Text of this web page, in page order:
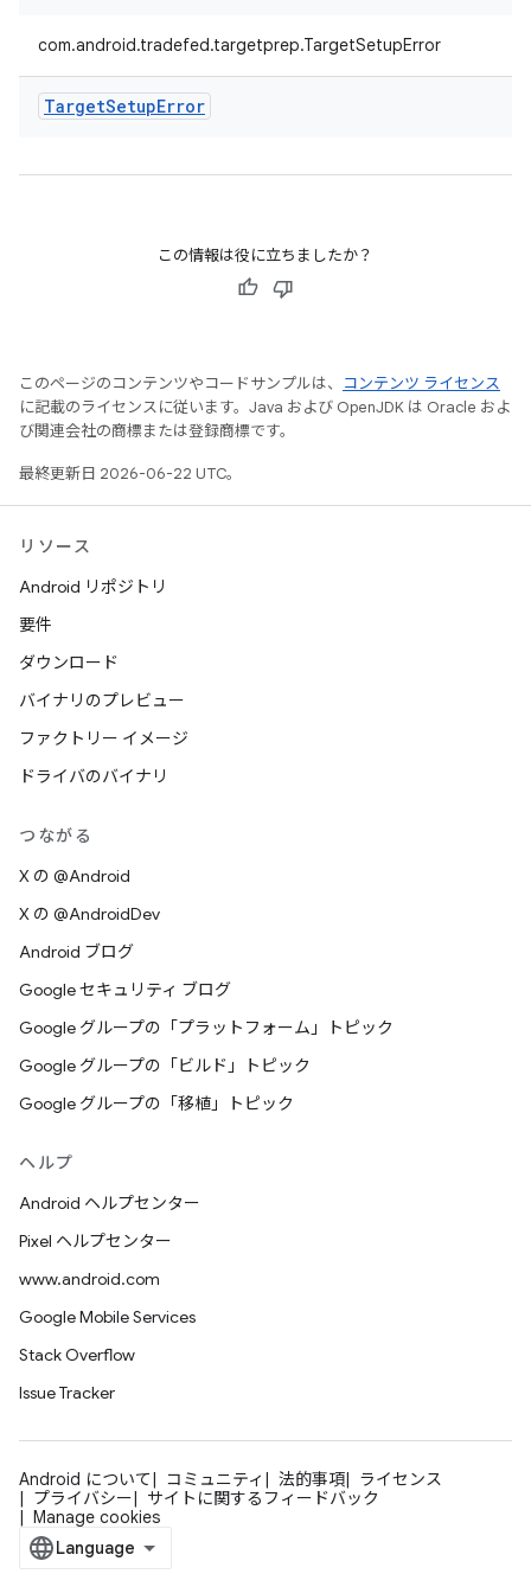
com.android.tradefed.targetprep.TargetSetupError
TargetSetupError
この情報は役に立ちましたか？
このページのコンテンツやコードサンプルは、
コンテンツ ライセンス
に記載のライセンスに従います。Java および OpenJDK は Oracle およ
び関連会社の商標または登録商標です。
最終更新日 2026-06-22 UTC。
リソース
Android リポジトリ
要件
ダウンロード
バイナリのプレビュー
ファクトリー イメージ
ドライバのバイナリ
つながる
X の @Android
X の @AndroidDev
Android ブログ
Google セキュリティ ブログ
Google グループの「プラットフォーム」トピック
Google グループの「ビルド」トピック
Google グループの「移植」トピック
ヘルプ
Android ヘルプセンター
Pixel ヘルプセンター
www.android.com
Google Mobile Services
Stack Overflow
Issue Tracker
Android について コミュニティ 法的事項
ライセンス
プライバシー
サイトに関するフィードバック
Manage cookies